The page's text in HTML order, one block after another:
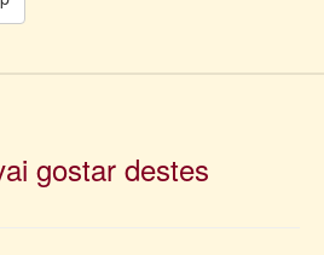
gostar destes